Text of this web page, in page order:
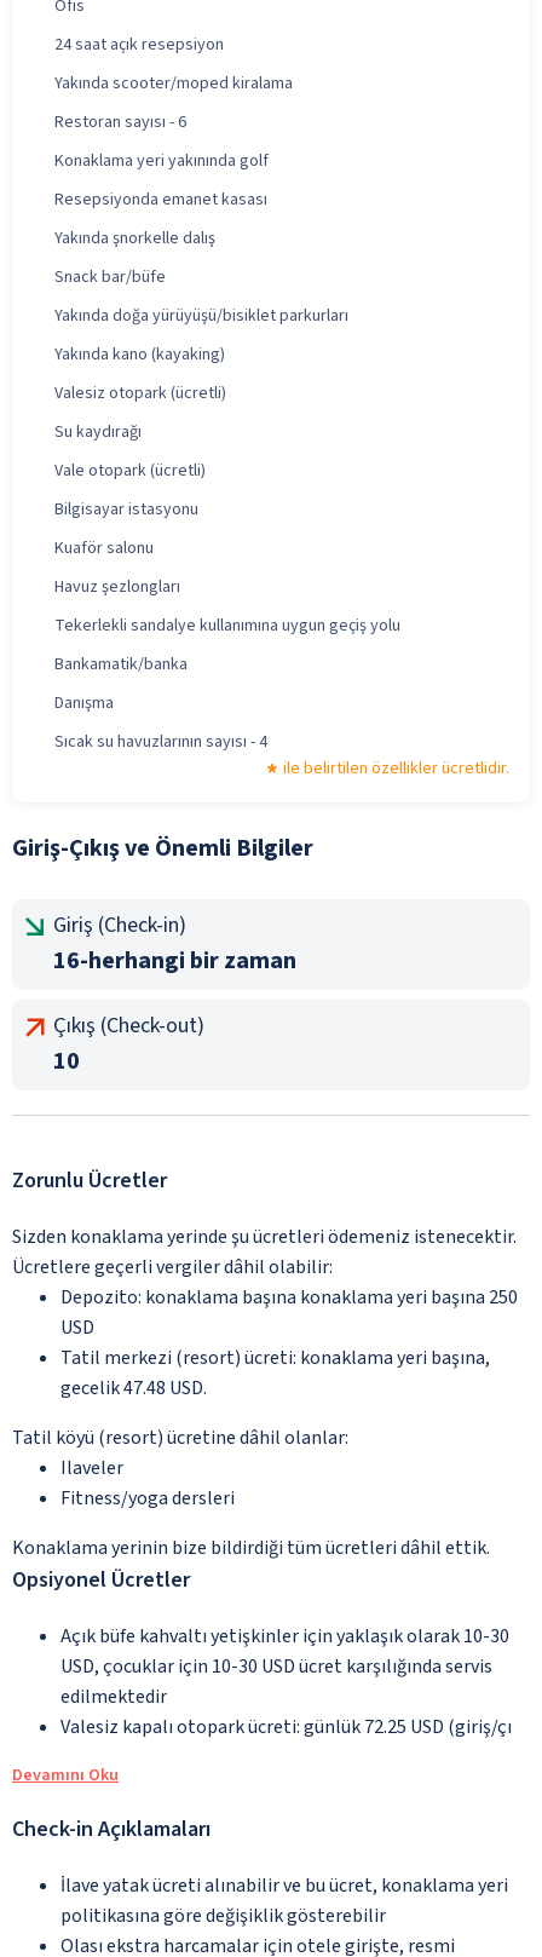
Ofis
24 saat açık resepsiyon
Yakında scooter/moped kiralama
Restoran sayısı - 6
Konaklama yeri yakınında golf
Resepsiyonda emanet kasası
Yakında şnorkelle dalış
Snack bar/büfe
Yakında doğa yürüyüşü/bisiklet parkurları
Yakında kano (kayaking)
Valesiz otopark (ücretli)
Su kaydırağı
Vale otopark (ücretli)
Bilgisayar istasyonu
Kuaför salonu
Havuz şezlongları
Tekerlekli sandalye kullanımına uygun geçiş yolu
Bankamatik/banka
Danışma
Sıcak su havuzlarının sayısı - 4
ile belirtilen özellikler ücretlidir.
Giriş-Çıkış ve Önemli Bilgiler
Giriş (Check-in)
16-herhangi bir zaman
Çıkış (Check-out)
10
Zorunlu Ücretler
Sizden konaklama yerinde şu ücretleri ödemeniz istenecektir.
Ücretlere geçerli vergiler dâhil olabilir:
Depozito: konaklama başına konaklama yeri başına 250
USD
Tatil merkezi (resort) ücreti: konaklama yeri başına,
gecelik 47.48 USD.
Tatil köyü (resort) ücretine dâhil olanlar:
Ilaveler
Fitness/yoga dersleri
Konaklama yerinin bize bildirdiği tüm ücretleri dâhil ettik.
Opsiyonel Ücretler
Açık büfe kahvaltı yetişkinler için yaklaşık olarak 10-30
USD, çocuklar için 10-30 USD ücret karşılığında servis
edilmektedir
Valesiz kapalı otopark ücreti: günlük 72.25 USD (giriş/çı
Devamını Oku
Check-in Açıklamaları
İlave yatak ücreti alınabilir ve bu ücret, konaklama yeri
politikasına göre değişiklik gösterebilir
Olası ekstra harcamalar için otele girişte, resmi